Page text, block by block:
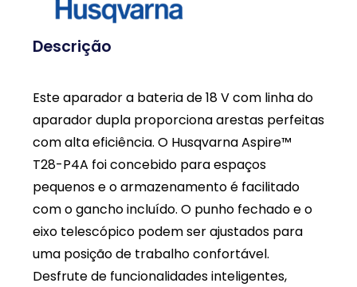
Descrição
Este aparador a bateria de 18 V com linha do
aparador dupla proporciona arestas perfeitas
com alta eficiência. O Husqvarna Aspire™
T28-P4A foi concebido para espaços
pequenos e o armazenamento é facilitado
com o gancho incluído. O punho fechado e o
eixo telescópico podem ser ajustados para
uma posição de trabalho confortável.
Desfrute de funcionalidades inteligentes,